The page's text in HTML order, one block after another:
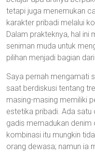
tetapi juga menemukan
karakter pribadi melalui
Dalam prakteknya, hal ini
seniman muda untuk
pilihan menjadi bagian
Saya pernah mengamati
saat berdiskusi tentang
masing-masing memiliki
estetika pribadi. Ada
gadis memadukan
kombinasi itu mungkin
orang dewasa; namun ia